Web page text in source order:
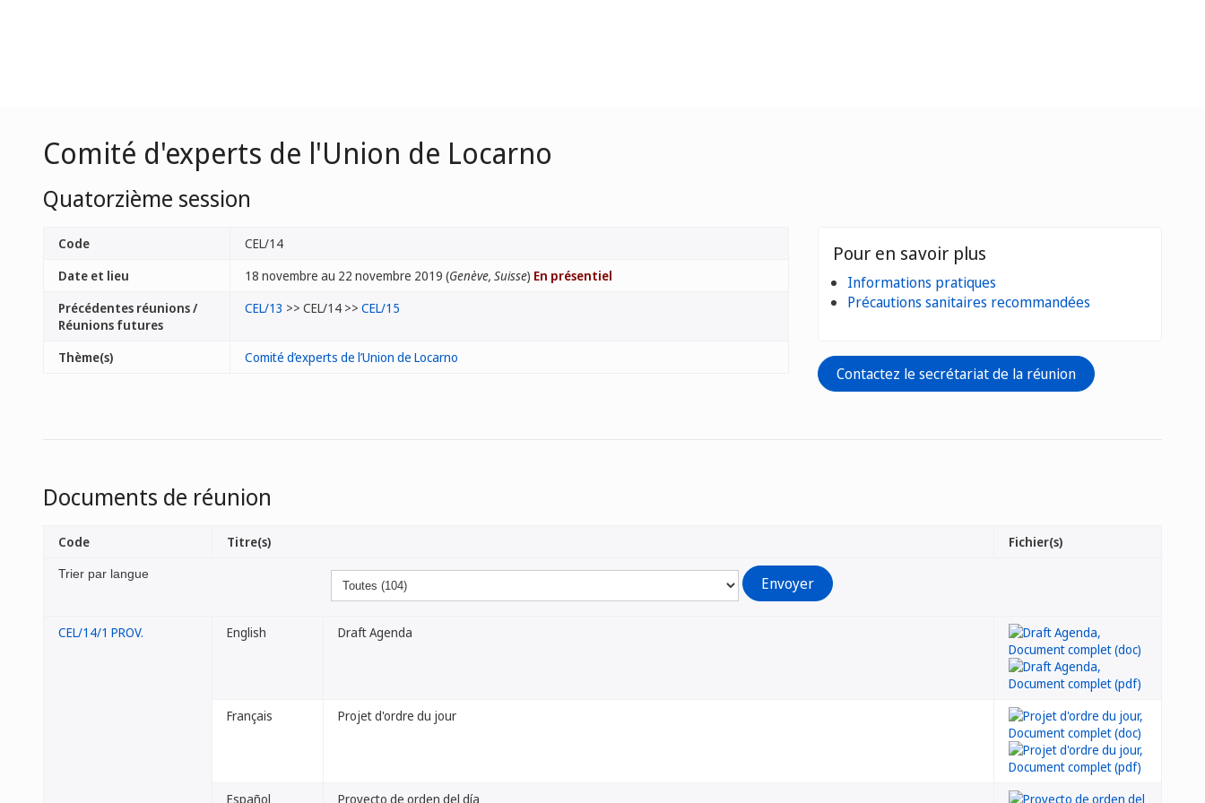
Comité d'experts de l'Union de Locarno
Quatorzième session
Code
CEL/14
Date et lieu
18 novembre au 22 novembre 2019 (Genève, Suisse) En présentiel
Précédentes réunions /
Réunions futures
CEL/13 >> CEL/14 >> CEL/15
Thème(s) Comité d’experts de l’Union de Locarno
Pour en savoir plus
Informations pratiques
Précautions sanitaires recommandées
Contactez le secrétariat de la réunion
Documents de réunion
Trier par langue
Code Titre(s) Fichier(s)
CEL/14/1 PROV. English Draft Agenda
Français Projet d'ordre du jour
Español Proyecto de orden del día